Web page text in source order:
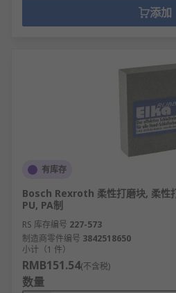
添加
有库存
Bosch Rexroth 柔性打磨块, 柔性
PU, PA制
RS 库存编号 227-573
制造商零件编号 3842518650
小计（1 件）
RMB151.54(不含税)
数量